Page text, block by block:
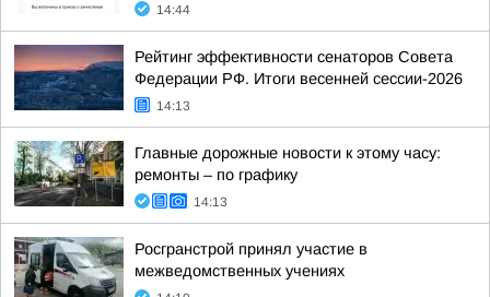
14:44
Рейтинг эффективности сенаторов Совета
Федерации РФ. Итоги весенней сессии-2026
14:13
Главные дорожные новости к этому часу:
ремонты – по графику
14:13
Росгранстрой принял участие в
межведомственных учениях